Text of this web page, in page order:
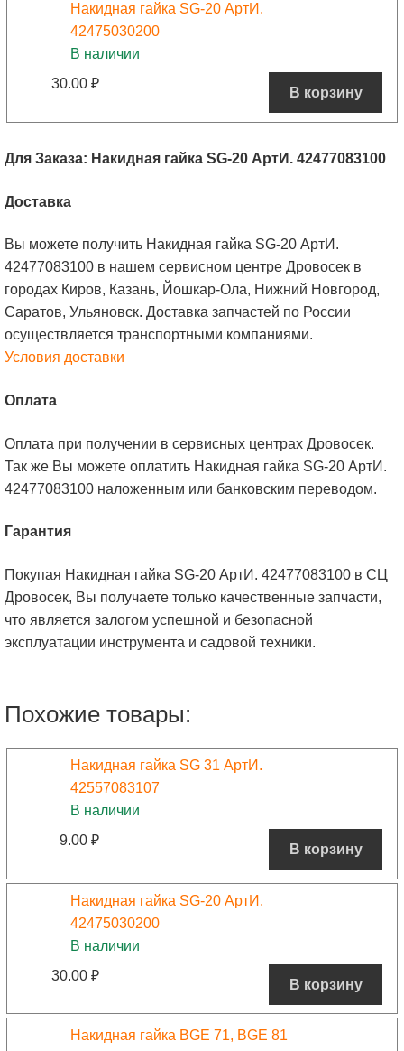
Накидная гайка SG-20 АртИ.
42475030200
В наличии
30.00 ₽
В корзину
Для Заказа: Накидная гайка SG-20 АртИ. 42477083100
Доставка
Вы можете получить Накидная гайка SG-20 АртИ.
42477083100 в нашем сервисном центре Дровосек в
городах Киров, Казань, Йошкар-Ола, Нижний Новгород,
Саратов, Ульяновск. Доставка запчастей по России
осуществляется транспортными компаниями.
Условия доставки
Оплата
Оплата при получении в сервисных центрах Дровосек.
Так же Вы можете оплатить Накидная гайка SG-20 АртИ.
42477083100 наложенным или банковским переводом.
Гарантия
Покупая Накидная гайка SG-20 АртИ. 42477083100 в СЦ
Дровосек, Вы получаете только качественные запчасти,
что является залогом успешной и безопасной
эксплуатации инструмента и садовой техники.
Похожие товары:
Накидная гайка SG 31 АртИ.
42557083107
В наличии
9.00 ₽
В корзину
Накидная гайка SG-20 АртИ.
42475030200
В наличии
30.00 ₽
В корзину
Накидная гайка BGE 71, BGE 81